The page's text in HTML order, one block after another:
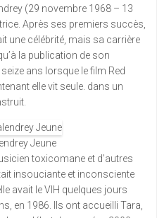
(29 novembre 1968 – 13
Après ses premiers succès,
une célébrité, mais sa carrière
la publication de son
ans lorsque le film Red
elle vit seule. dans un
Jeune
toxicomane et d’autres
insouciante et inconsciente
avait le VIH quelques jours
en 1986. Ils ont accueilli Tara,